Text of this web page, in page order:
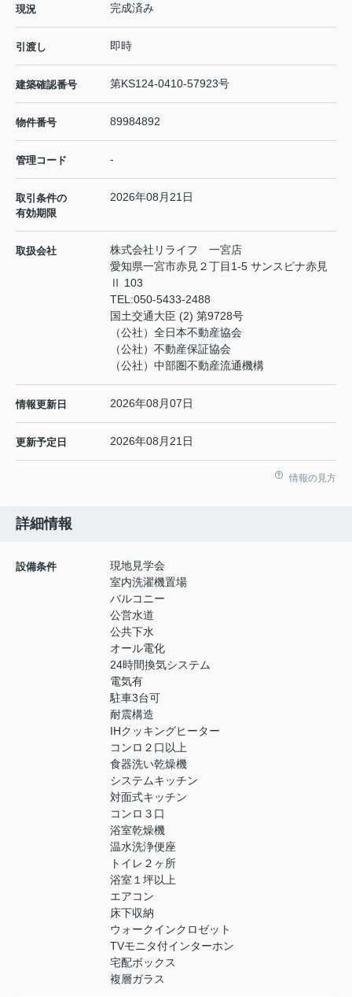
現況 完成済み
引渡し 即時
建築確認番号 第KS124-0410-57923号
物件番号 89984892
管理コード -
取引条件の
有効期限
2026年08月21日
取扱会社
株式会社リライフ 一宮店
愛知県一宮市赤見２丁目1-5 サンスピナ赤見
Ⅱ 103
TEL:050-5433-2488
国土交通大臣 (2) 第9728号
（公社）全日本不動産協会
（公社）不動産保証協会
（公社）中部圏不動産流通機構
情報更新日 2026年08月07日
更新予定日 2026年08月21日
情報の見方
詳細情報
設備条件
現地見学会
室内洗濯機置場
バルコニー
公営水道
公共下水
オール電化
24時間換気システム
電気有
駐車3台可
耐震構造
IHクッキングヒーター
コンロ２口以上
食器洗い乾燥機
システムキッチン
対面式キッチン
コンロ３口
浴室乾燥機
温水洗浄便座
トイレ２ヶ所
浴室１坪以上
エアコン
床下収納
ウォークインクロゼット
TVモニタ付インターホン
宅配ボックス
複層ガラス